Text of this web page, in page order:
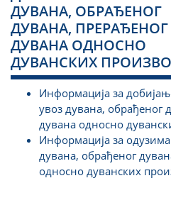
ДУВАНА, ОБРАЂЕНОГ
ДУВАНА, ПРЕРАЂЕНОГ
ДУВАНА ОДНОСНО
ДУВАНСКИХ
Информација за
увоз дувана, обрађеног
дувана односно
Информација за
дувана, обрађеног
односно дуванских